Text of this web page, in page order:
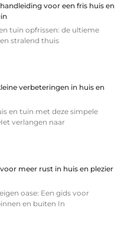
voor een fris huis en
tuin opfrissen: de ultieme
stralend thuis
verbeteringen in huis en
en tuin met deze simpele
verlangen naar
meer rust in huis en plezier
oase: Een gids voor
en buiten In